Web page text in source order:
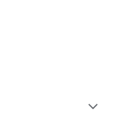
expand_more